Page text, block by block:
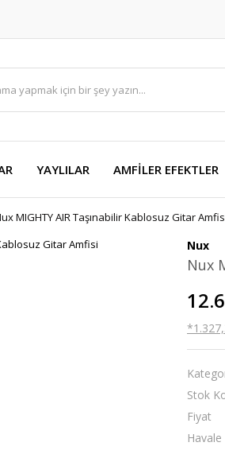
YAYLILAR AMFİLER EFEKTLER
MIGHTY AIR Taşınabilir Kablosuz Gitar
Nux
Nux
Stok
Fiyat
Havale